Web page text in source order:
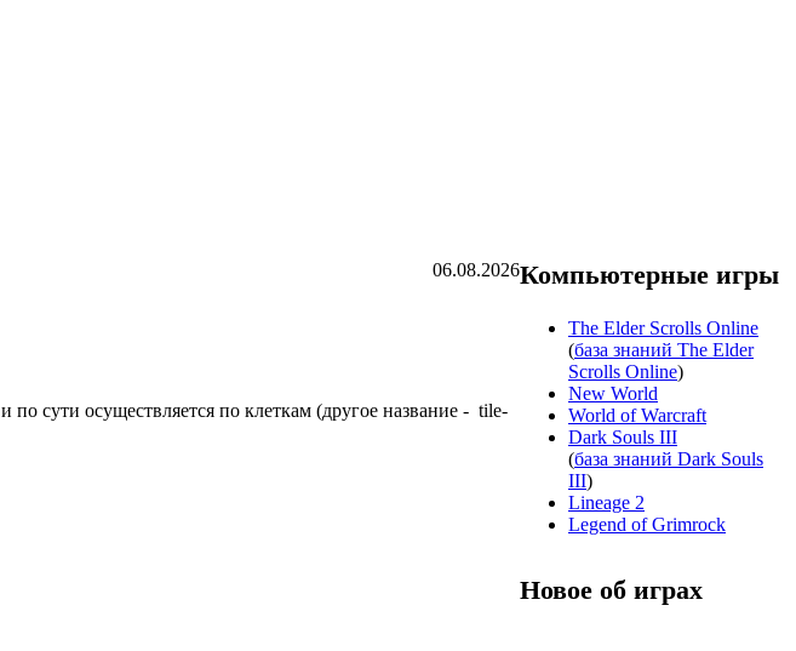
06.08.2026
сути осуществляется по клеткам (другое название - tile-
Компьютерные игры
The Elder Scrolls Online
(база знаний The Elder
Scrolls Online)
New World
World of Warcraft
Dark Souls III
(база знаний Dark Souls
III)
Lineage 2
Legend of Grimrock
Новое об играх